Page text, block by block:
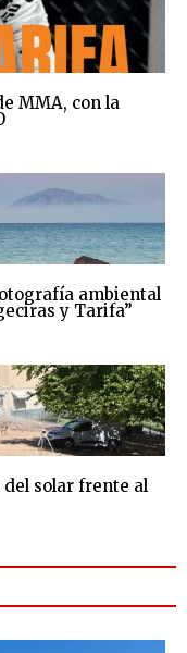
MMA, con la
ambiental
y Tarifa”
solar frente al